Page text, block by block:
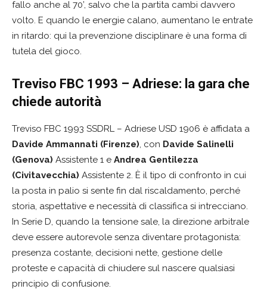
fallo anche al 70’, salvo che la partita cambi davvero
volto. E quando le energie calano, aumentano le entrate
in ritardo: qui la prevenzione disciplinare è una forma di
tutela del gioco.
Treviso FBC 1993 – Adriese: la gara che
chiede autorità
Treviso FBC 1993 SSDRL – Adriese USD 1906 è affidata a
Davide Ammannati (Firenze), con Davide Salinelli
(Genova) Assistente 1 e Andrea Gentilezza
(Civitavecchia) Assistente 2. È il tipo di confronto in cui
la posta in palio si sente fin dal riscaldamento, perché
storia, aspettative e necessità di classifica si intrecciano.
In Serie D, quando la tensione sale, la direzione arbitrale
deve essere autorevole senza diventare protagonista:
presenza costante, decisioni nette, gestione delle
proteste e capacità di chiudere sul nascere qualsiasi
principio di confusione.